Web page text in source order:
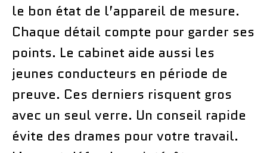
le bon état de l’appareil de mesure.
Chaque détail compte pour garder ses
points. Le cabinet aide aussi les
jeunes conducteurs en période de
preuve. Ces derniers risquent gros
avec un seul verre. Un conseil rapide
évite des drames pour votre travail.